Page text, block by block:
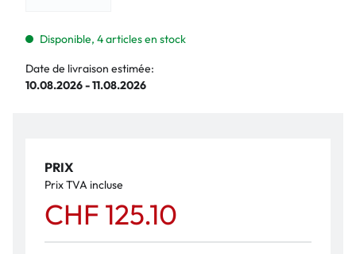
Disponible, 4 articles en stock
Date de livraison estimée:
10.08.2026 - 11.08.2026
PRIX
Prix TVA incluse
CHF 125.10